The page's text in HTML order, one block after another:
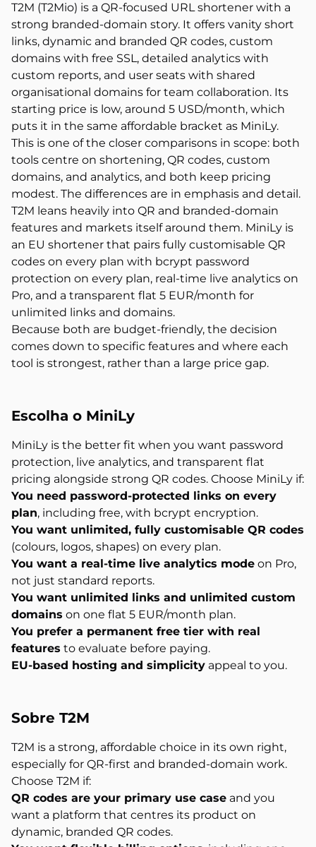
T2M (T2Mio) is a QR-focused URL shortener with a
strong branded-domain story. It offers vanity short
links, dynamic and branded QR codes, custom
domains with free SSL, detailed analytics with
custom reports, and user seats with shared
organisational domains for team collaboration. Its
starting price is low, around 5 USD/month, which
puts it in the same affordable bracket as MiniLy.
This is one of the closer comparisons in scope: both
tools centre on shortening, QR codes, custom
domains, and analytics, and both keep pricing
modest. The differences are in emphasis and detail.
T2M leans heavily into QR and branded-domain
features and markets itself around them. MiniLy is
an EU shortener that pairs fully customisable QR
codes on every plan with bcrypt password
protection on every plan, real-time live analytics on
Pro, and a transparent flat 5 EUR/month for
unlimited links and domains.
Because both are budget-friendly, the decision
comes down to specific features and where each
tool is strongest, rather than a large price gap.
Escolha o MiniLy
MiniLy is the better fit when you want password
protection, live analytics, and transparent flat
pricing alongside strong QR codes. Choose MiniLy if:
You need password-protected links on every
plan, including free, with bcrypt encryption.
You want unlimited, fully customisable QR codes
(colours, logos, shapes) on every plan.
You want a real-time live analytics mode on Pro,
not just standard reports.
You want unlimited links and unlimited custom
domains on one flat 5 EUR/month plan.
You prefer a permanent free tier with real
features to evaluate before paying.
EU-based hosting and simplicity appeal to you.
Sobre T2M
T2M is a strong, affordable choice in its own right,
especially for QR-first and branded-domain work.
Choose T2M if:
QR codes are your primary use case and you
want a platform that centres its product on
dynamic, branded QR codes.